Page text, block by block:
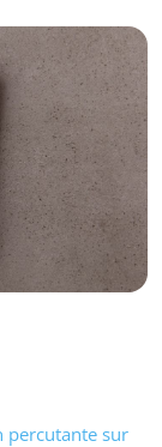
percutante sur